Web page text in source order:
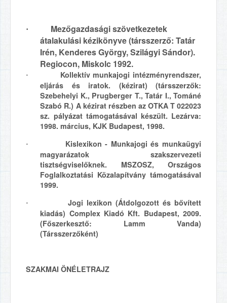
·
Mezőgazdasági szövetkezetek
átalakulási kézikönyve (társszerző: Tatár
Irén, Kenderes György, Szilágyi Sándor).
Regiocon, Miskolc 1992.
·
Kollektív munkajogi intézményrendszer,
eljárás és iratok. (kézirat) (társszerzők:
Szebehelyi K., Prugberger T., Tatár I., Tománé
Szabó R.) A kézirat részben az OTKA T 022023
sz. pályázat támogatásával készült. Lezárva:
1998. március, KJK Budapest, 1998.
·
Kislexikon - Munkajogi és munkaügyi
magyarázatok szakszervezeti
tisztségviselőknek. MSZOSZ, Országos
Foglalkoztatási Közalapítvány támogatásával
1999.
·
Jogi lexikon (Átdolgozott és bővített
kiadás) Complex Kiadó Kft. Budapest, 2009.
(Főszerkesztő: Lamm Vanda)
(Társszerzőként)
SZAKMAI ÖNÉLETRAJZ